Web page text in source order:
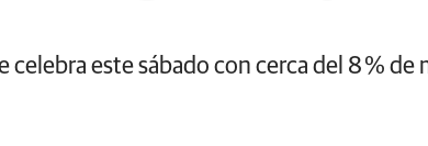
celebra este sábado con cerca del 8 % de